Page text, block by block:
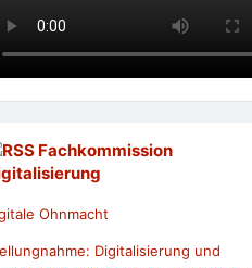
Fachkommission
Ohnmacht
Digitalisierung und